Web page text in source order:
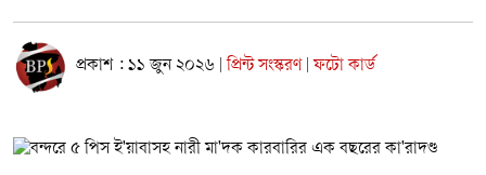
প্রকাশ : ১১ জুন ২০২৬ প্রিন্ট সংস্করণ ফটো কার্ড